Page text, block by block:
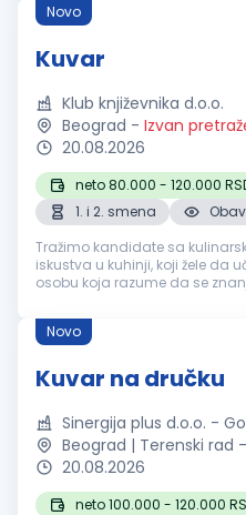
Novo
Kuvar
Klub književnika d.o.o.
Beograd - Izvan
20.08.2026
neto 80.000 - 120.000
1. i 2. smena
Tražimo kandidate sa
iskustva u kuhinji, koji žele da
osobu koja razume da se
rado...
Novo
Kuvar na dručku
Sinergija plus d.o.o. -
Beograd | Terenski rad -
20.08.2026
neto 100.000 - 120.000